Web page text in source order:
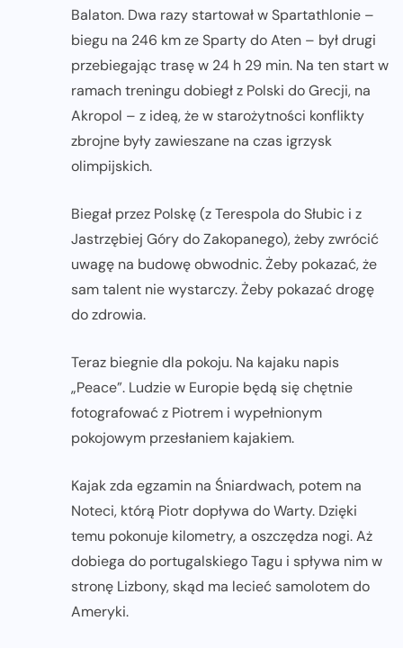
Balaton. Dwa razy startował w Spartathlonie –
biegu na 246 km ze Sparty do Aten – był drugi
przebiegając trasę w 24 h 29 min. Na ten start w
ramach treningu dobiegł z Polski do Grecji, na
Akropol – z ideą, że w starożytności konflikty
zbrojne były zawieszane na czas igrzysk
olimpijskich.
Biegał przez Polskę (z Terespola do Słubic i z
Jastrzębiej Góry do Zakopanego), żeby zwrócić
uwagę na budowę obwodnic. Żeby pokazać, że
sam talent nie wystarczy. Żeby pokazać drogę
do zdrowia.
Teraz biegnie dla pokoju. Na kajaku napis
„Peace”. Ludzie w Europie będą się chętnie
fotografować z Piotrem i wypełnionym
pokojowym przesłaniem kajakiem.
Kajak zda egzamin na Śniardwach, potem na
Noteci, którą Piotr dopływa do Warty. Dzięki
temu pokonuje kilometry, a oszczędza nogi. Aż
dobiega do portugalskiego Tagu i spływa nim w
stronę Lizbony, skąd ma lecieć samolotem do
Ameryki.